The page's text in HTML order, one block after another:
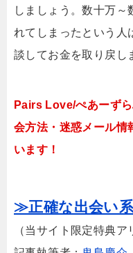
しましょう。数十万～
れてしまったという人
談してお金を取り戻し
Pairs Love/ぺあーず
会方法・迷惑メール情
います！
≫正確な出会い
（当サイト限定特典ア